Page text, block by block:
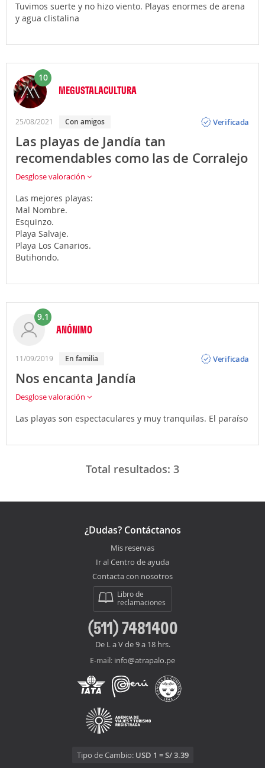
Tuvimos suerte y no hizo viento. Playas enormes de arena
y agua clistalina
10
MEGUSTALACULTURA
25/08/2021 Con amigos
Verificada
Las playas de Jandía tan
recomendables como las de Corralejo
Desglose valoración
Las mejores playas:
Mal Nombre.
Esquinzo.
Playa Salvaje.
Playa Los Canarios.
Butihondo.
9.1
ANÓNIMO
11/09/2019 En familia
Verificada
Nos encanta Jandía
Desglose valoración
Las playas son espectaculares y muy tranquilas. El paraíso
Total resultados: 3
¿Dudas? Contáctanos
Mis reservas
Ir al Centro de ayuda
Contacta con nosotros
Libro de
reclamaciones
(511) 7481400
De L a V de 9 a 18 hrs.
E-mail: info@atrapalo.pe
Tipo de Cambio: USD 1 = S/ 3.39